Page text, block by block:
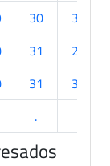
30
30
31
27
31
30
.